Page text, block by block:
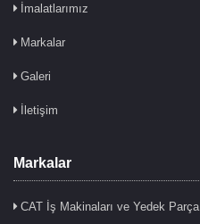
İmalatlarımız
Markalar
Galeri
İletişim
Markalar
CAT İş Makinaları ve Yedek Parça